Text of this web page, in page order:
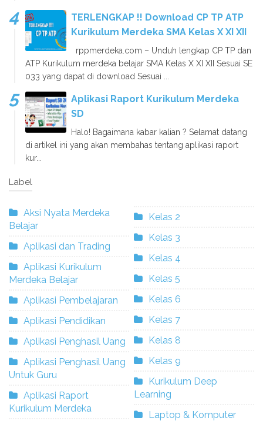
TERLENGKAP !! Download CP TP ATP
Kurikulum Merdeka SMA Kelas X XI XII
rppmerdeka.com – Unduh lengkap CP TP dan
ATP Kurikulum merdeka belajar SMA Kelas X XI XII Sesuai SE
033 yang dapat di download Sesuai ...
Aplikasi Raport Kurikulum Merdeka
SD
Halo! Bagaimana kabar kalian ? Selamat datang
di artikel ini yang akan membahas tentang aplikasi raport
kur...
Label
Aksi Nyata Merdeka
Belajar
Aplikasi dan Trading
Aplikasi Kurikulum
Merdeka Belajar
Aplikasi Pembelajaran
Aplikasi Pendidikan
Aplikasi Penghasil Uang
Aplikasi Penghasil Uang
Untuk Guru
Aplikasi Raport
Kurikulum Merdeka
Kelas 2
Kelas 3
Kelas 4
Kelas 5
Kelas 6
Kelas 7
Kelas 8
Kelas 9
Kurikulum Deep
Learning
Laptop & Komputer